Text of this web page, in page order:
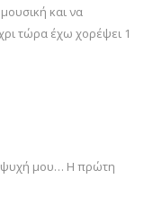
και να
τώρα έχω χορέψει 1
ψυχή μου… Η πρώτη